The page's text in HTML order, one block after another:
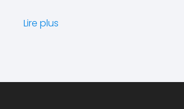
Lire plus